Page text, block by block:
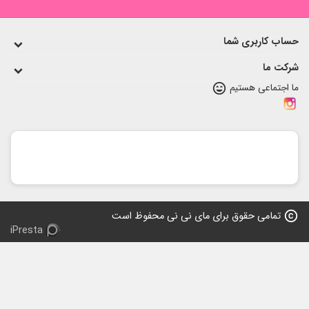
کاربری شما
ما
اجتماعی هستیمsentiment_very_satisfied
تمامی حقوق برای مای نی نی محفوظ است
iPresta